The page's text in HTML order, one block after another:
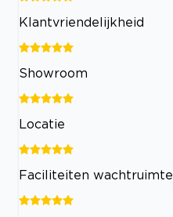
Klantvriendelijkheid
Showroom
Locatie
Faciliteiten wachtruimte